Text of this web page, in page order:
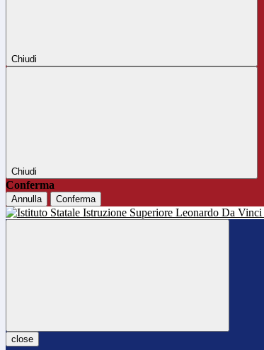
Chiudi
Chiudi
Conferma
Annulla Conferma
close